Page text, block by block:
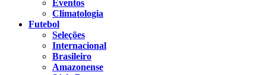
Eventos
Climatologia
Futebol
Seleções
Internacional
Brasileiro
Amazonense